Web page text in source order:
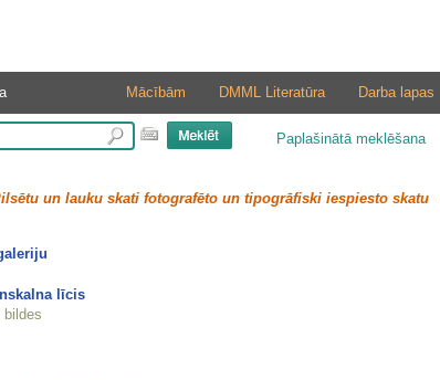
Darba lapas
DMML Literatūra
Mācībām
Paplašinātā meklēšana
un lauku skati fotografēto un tipogrāfiski iespiesto skatu
līcis
bildes